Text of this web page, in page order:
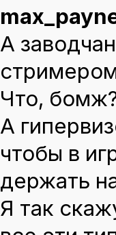
А
Что,
А
чтобы в
держать
Я так